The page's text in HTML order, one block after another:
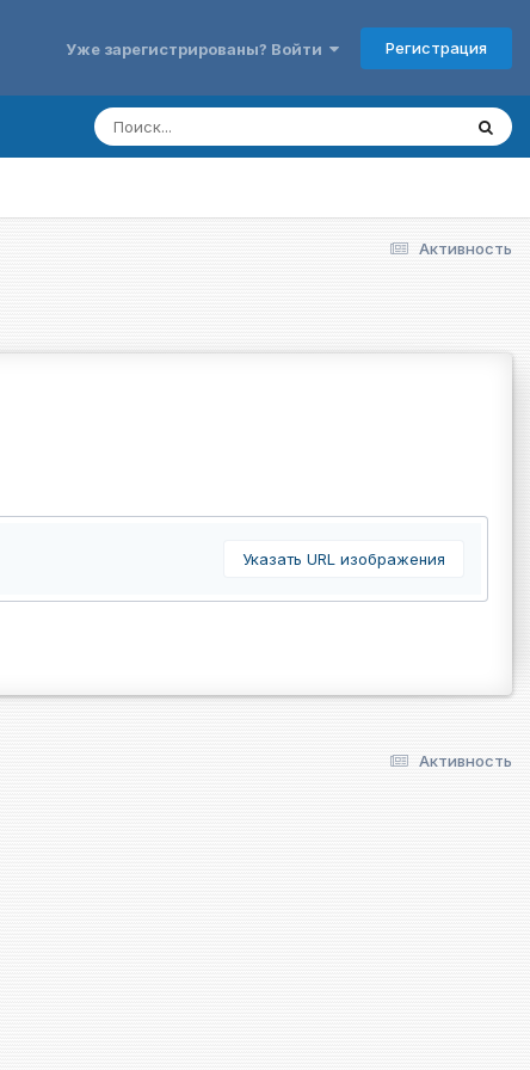
Уже зарегистрированы? Войти Регистрация
Активность
Указать URL изображения
Активность